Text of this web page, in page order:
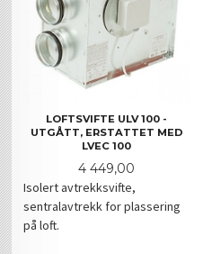
LOFTSVIFTE ULV 100 -
UTGÅTT, ERSTATTET MED
LVEC 100
Pris
4 449,00
Isolert avtrekksvifte,
sentralavtrekk for plassering
på loft.